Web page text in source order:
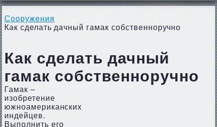
Сооружения
Как сделать дачный гамак собственноручно
Как сделать дачный
гамак собственноручно
Гамак –
изобретение
южноамериканских
индейцев.
Выполнить его